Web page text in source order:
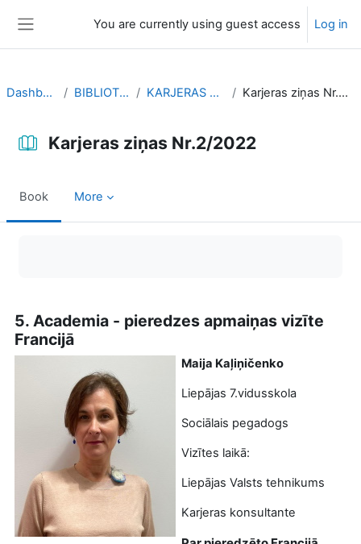
You are currently using guest access Log in
Dashboard BIBLIOTEKA KARJERAS ZIŅAS Karjeras ziņas Nr.2/2022
Karjeras ziņas Nr.2/2022
Book More
5. Academia - pieredzes apmaiņas vizīte
Francijā
Maija Kaļiņičenko
Liepājas 7.vidusskola
Sociālais pegadogs
Vizītes laikā:
Liepājas Valsts tehnikums
Karjeras konsultante